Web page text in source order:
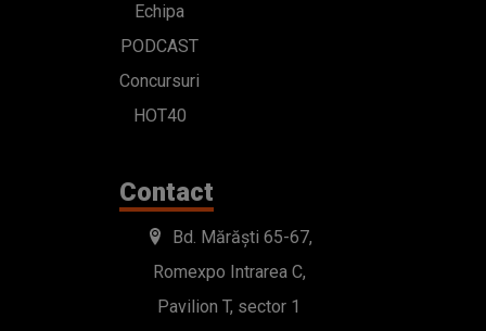
Echipa
PODCAST
Concursuri
HOT40
Contact
Bd. Mărăști 65-67,
Romexpo Intrarea C,
Pavilion T, sector 1